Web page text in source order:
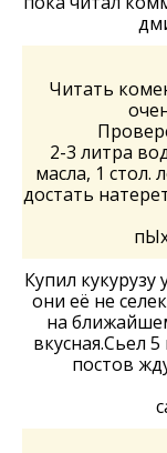
Читать
2-3 литра
масла, 1 стол.
достать
Купил
они её не
на
вкусная.Сьел
постов